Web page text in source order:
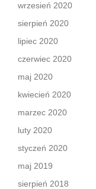
wrzesień 2020
sierpień 2020
lipiec 2020
czerwiec 2020
maj 2020
kwiecień 2020
marzec 2020
luty 2020
styczeń 2020
maj 2019
sierpień 2018